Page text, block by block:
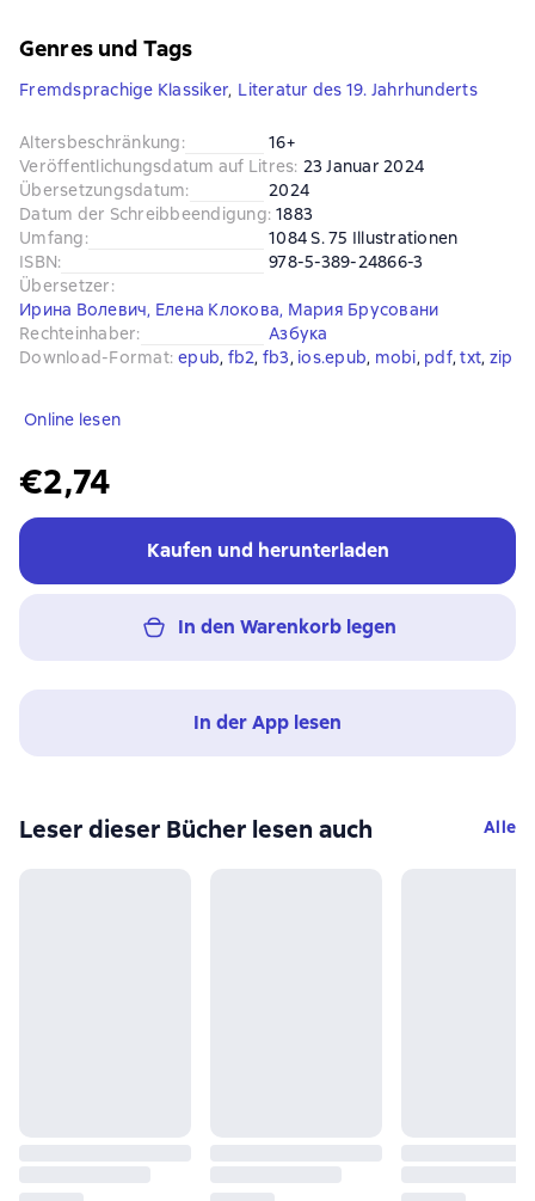
Genres und Tags
Fremdsprachige Klassiker, Literatur des 19. Jahrhunderts
Altersbeschränkung:
16+
Veröffentlichungsdatum auf Litres: 23 Januar 2024
Übersetzungsdatum:
2024
Datum der Schreibbeendigung: 1883
Umfang:
1084 S. 75 Illustrationen
ISBN:
978-5-389-24866-3
Übersetzer:
Ирина Волевич, Елена Клокова, Мария Брусовани
Rechteinhaber:
Азбука
Download-Format: epub, fb2, fb3, ios.epub, mobi, pdf, txt, zip
Online lesen
€2,74
Kaufen und herunterladen
In den Warenkorb legen
In der App lesen
Leser dieser Bücher lesen auch Alle